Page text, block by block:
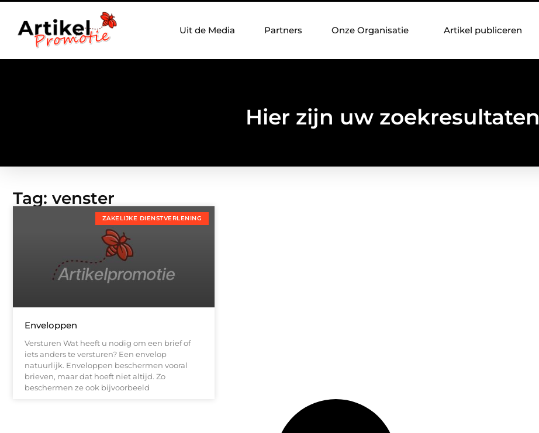
Uit de Media Partners Onze Organisatie Artikel publiceren
Hier zijn uw zoekresultaten
Tag: venster
ZAKELIJKE DIENSTVERLENING
Enveloppen
Versturen Wat heeft u nodig om een brief of
iets anders te versturen? Een envelop
natuurlijk. Enveloppen beschermen vooral
brieven, maar dat hoeft niet altijd. Zo
beschermen ze ook bijvoorbeeld